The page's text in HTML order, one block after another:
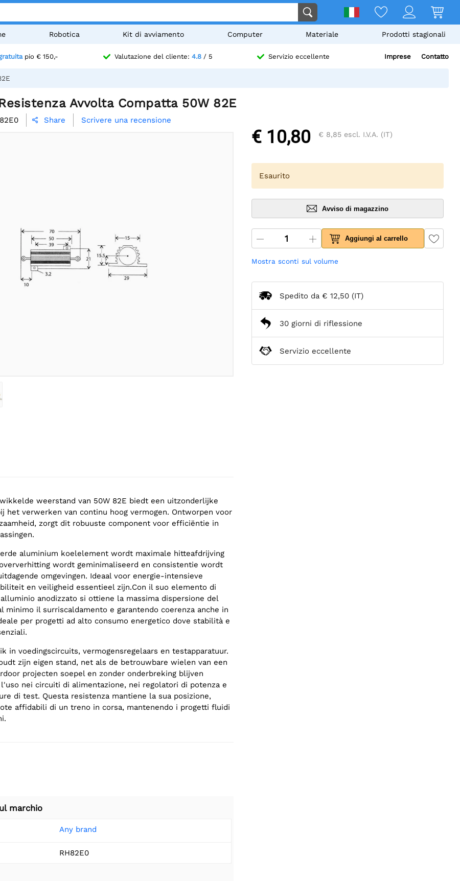
Robotica Kit di avviamento Computer Materiale Prodotti stagionali
pio € 150,- Valutazione del cliente: 4.8/ 5 Servizio eccellente Imprese Contatto
Avvolta Compatta 50W 82E
 Share Scrivere una recensione
weerstand van 50W 82E biedt een uitzonderlijke
het verwerken van continu hoog vermogen. Ontworpen voor
zorgt dit robuuste component voor efficiëntie in
aluminium koelelement wordt maximale hitteafdrijving
wordt geminimaliseerd en consistentie wordt
omgevingen. Ideaal voor energie-intensieve
en veiligheid essentieel zijn.Con il suo elemento di
anodizzato si ottiene la massima dispersione del
minimo il surriscaldamento e garantendo coerenza anche in
per progetti ad alto consumo energetico dove stabilità e
in voedingscircuits, vermogensregelaars en testapparatuur.
zijn eigen stand, net als de betrouwbare wielen van een
projecten soepel en zonder onderbreking blijven
nei circuiti di alimentazione, nei regolatori di potenza e
di test. Questa resistenza mantiene la sua posizione,
affidabili di un treno in corsa, mantenendo i progetti fluidi
marchio
Any brand
RH82E0
€ 10,80 € 8,85 escl. I.V.A. (IT)
Esaurito
Avviso di magazzino
Aggiungi al carrello
Mostra sconti sul volume
Spedito da € 12,50 (IT)
30 giorni di riflessione
Servizio eccellente